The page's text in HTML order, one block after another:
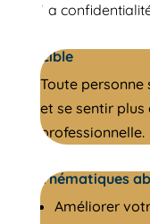
La
Cible
Toute
et se sentir
professionnelle.
Thématiques
Améliorer